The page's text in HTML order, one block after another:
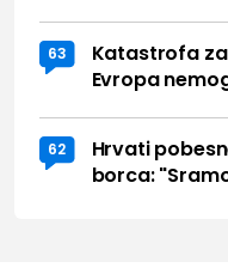
63
Katastrofa
Evropa
62
Hrvati
borca: